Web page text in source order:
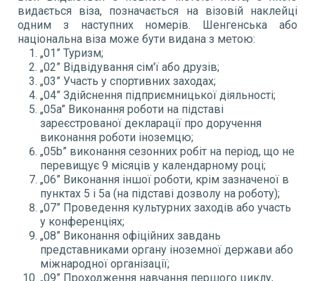
видається віза, позначається на візовій наклейці
одним з наступних номерів. Шенгенська або
національна віза може бути видана з метою:
„01” Туризм;
„02” Відвідування сім'ї або друзів;
„03” Участь у спортивних заходах;
„04” Здійснення підприємницької діяльності;
„05a” Виконання роботи на підставі
зареєстрованої декларації про доручення
виконання роботи іноземцю;
„05b” виконання сезонних робіт на період, що не
перевищує 9 місяців у календарному році;
„06” Виконання іншої роботи, крім зазначеної в
пунктах 5 і 5a (на підставі дозволу на роботу);
„07” Проведення культурних заходів або участь
у конференціях;
„08” Виконання офіційних завдань
представниками органу іноземної держави або
міжнародної організації;
„09” Проходження навчання першого циклу,